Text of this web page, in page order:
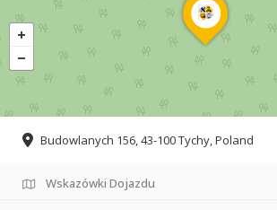
Budowlanych 156, 43-100 Tychy, Poland
Wskazówki Dojazdu